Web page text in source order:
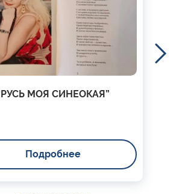
МОЯ СИНЕОКАЯ”
Подробнее